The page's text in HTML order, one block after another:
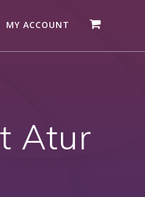
MY ACCOUNT
Atur